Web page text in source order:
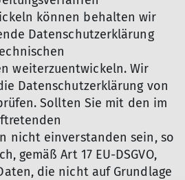
können behalten wir
Datenschutzerklärung
weiterzuentwickeln. Wir
Datenschutzerklärung von
Sollten Sie mit den im
nicht einverstanden sein, so
gemäß Art 17 EU-DSGVO,
die nicht auf Grundlage